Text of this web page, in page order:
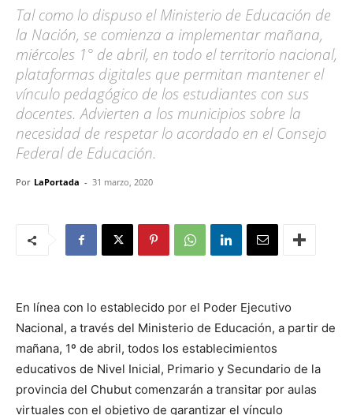
Tal como lo dispuso el Ministerio de Educación de
la Nación, se comienza a implementar mañana,
miércoles 1° de abril, en todo el territorio nacional,
plataformas digitales que permitan mantener el
vínculo pedagógico de los estudiantes con sus
docentes. Advierten a los municipios sobre la
necesidad de respetar lo acordado en el Consejo
Federal de Educación.
Por LaPortada - 31 marzo, 2020
En línea con lo establecido por el Poder Ejecutivo
Nacional, a través del Ministerio de Educación, a partir de
mañana, 1º de abril, todos los establecimientos
educativos de Nivel Inicial, Primario y Secundario de la
provincia del Chubut comenzarán a transitar por aulas
virtuales con el objetivo de garantizar el vínculo